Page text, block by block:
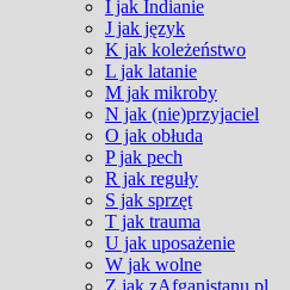
I jak Indianie
J jak język
K jak koleżeństwo
L jak latanie
M jak mikroby
N jak (nie)przyjaciel
O jak obłuda
P jak pech
R jak reguły
S jak sprzęt
T jak trauma
U jak uposażenie
W jak wolne
Z jak zAfganistanu.pl